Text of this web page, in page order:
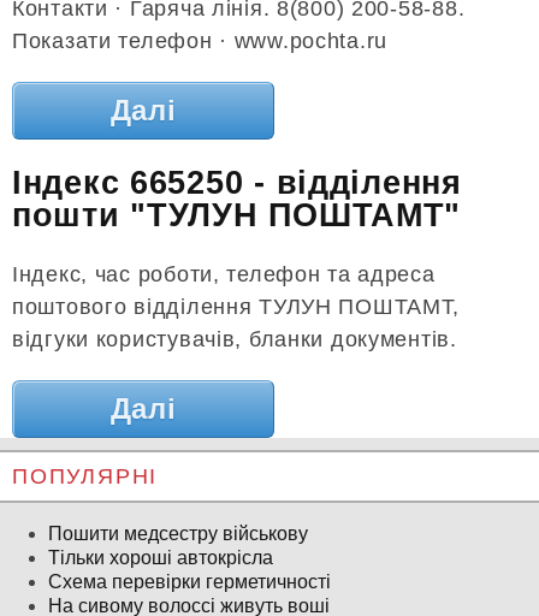
Контакти · Гаряча лінія. 8(800) 200-58-88.
Показати телефон · www.pochta.ru
Далі
Індекс 665250 - відділення
пошти "ТУЛУН ПОШТАМТ"
Індекс, час роботи, телефон та адреса
поштового відділення ТУЛУН ПОШТАМТ,
відгуки користувачів, бланки документів.
Далі
ПОПУЛЯРНІ
Пошити медсестру військову
Тільки хороші автокрісла
Схема перевірки герметичності
На сивому волоссі живуть воші